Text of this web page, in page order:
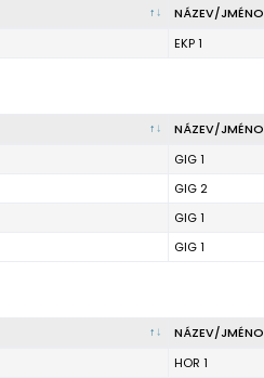
NÁZEV/JMÉNO
EKP 1
NÁZEV/JMÉNO
GIG 1
GIG 2
GIG 1
GIG 1
NÁZEV/JMÉNO
HOR 1